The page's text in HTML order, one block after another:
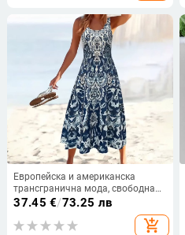
Европейска и американска
трансгранична мода, свободна
удобна дълга рокля в етнически
стил, лятна ежедневна рокля с
кръгло деколте, дамска рокля с
37.45 €/73.25 лв
add_shopping_cart